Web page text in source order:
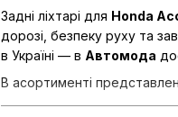
Задні ліхтарі для Honda
дорозі, безпеку руху та
в Україні — в Автомода
В асортименті